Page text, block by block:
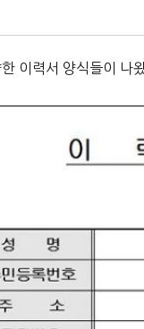
이력서 양식들이 나